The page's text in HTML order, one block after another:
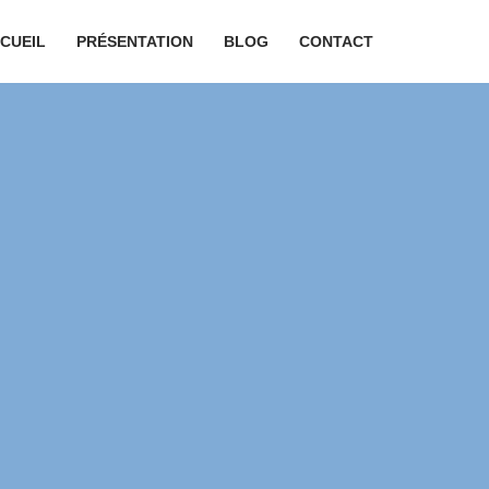
PRÉSENTATION BLOG CONTACT